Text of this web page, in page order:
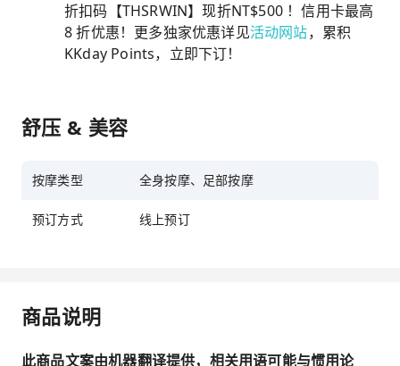
折扣码【THSRWIN】现折NT$500 ！信用卡最高
8 折优惠！更多独家优惠详见活动网站，累积
KKday Points，立即下订！
舒压 & 美容
按摩类型 全身按摩、足部按摩
预订方式 线上预订
商品说明
此商品文案由机器翻译提供，相关用语可能与惯用论